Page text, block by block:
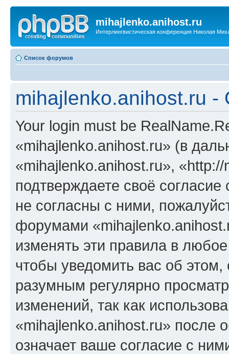
mihajlenko.anihost.ru
Интерлингвистическая конференция Николая
Список форумов
mihajlenko.anihost.ru
Your login must be
«mihajlenko.anihost.ru» (в
«mihajlenko.anihost.ru»,
подтверждаете своё
не согласны с ними,
форумами
изменять эти правила в
чтобы уведомить вас об
разумным регулярно
изменений, так как
«mihajlenko.anihost.ru» после
означает ваше согласие с